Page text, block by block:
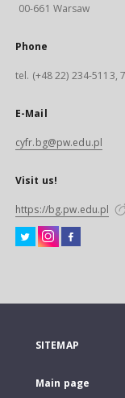
00-661 Warsaw
Phone
tel. (+48 22) 234-5113,
E-Mail
cyfr.bg@pw.edu.pl
Visit us!
https://bg.pw.edu.pl
SITEMAP
Main page